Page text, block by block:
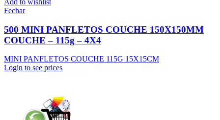
Fechar
500 MINI PANFLETOS COUCHE 150X150MM
COUCHE – 115g – 4X4
MINI PANFLETOS COUCHE 115G 15X15CM
Login to see prices